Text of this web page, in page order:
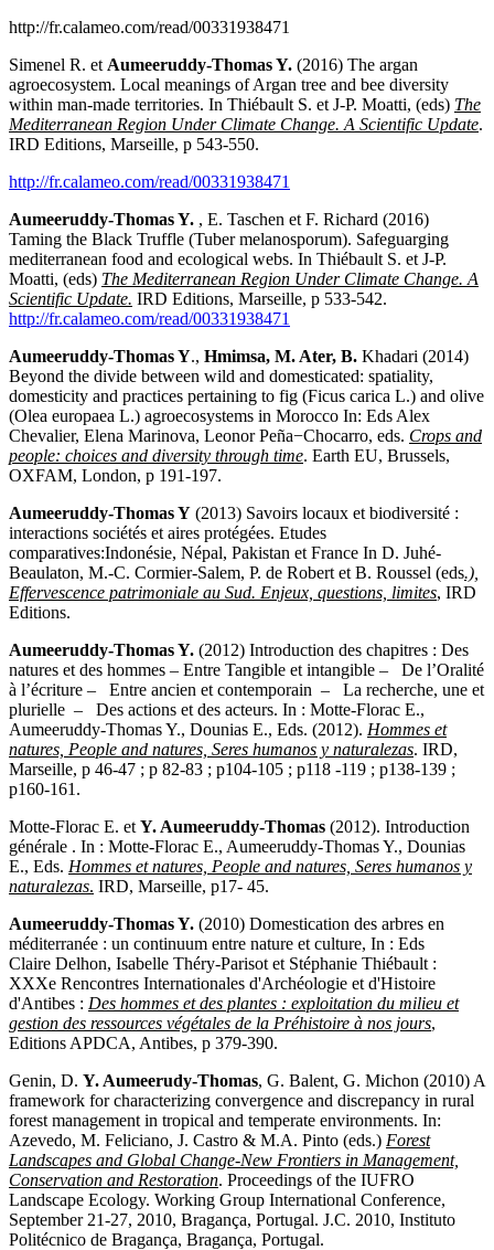
http://fr.calameo.com/read/00331938471
Simenel R. et Aumeeruddy-Thomas Y. (2016) The argan
agroecosystem. Local meanings of Argan tree and bee diversity
within man-made territories. In Thiébault S. et J-P. Moatti, (eds) The
Mediterranean Region Under Climate Change. A Scientific Update.
IRD Editions, Marseille, p 543-550.
http://fr.calameo.com/read/00331938471
Aumeeruddy-Thomas Y. , E. Taschen et F. Richard (2016)
Taming the Black Truffle (Tuber melanosporum). Safeguarging
mediterranean food and ecological webs. In Thiébault S. et J-P.
Moatti, (eds) The Mediterranean Region Under Climate Change. A
Scientific Update. IRD Editions, Marseille, p 533-542.
http://fr.calameo.com/read/00331938471
Aumeeruddy-Thomas Y., Hmimsa, M. Ater, B. Khadari (2014)
Beyond the divide between wild and domesticated: spatiality,
domesticity and practices pertaining to fig (Ficus carica L.) and olive
(Olea europaea L.) agroecosystems in Morocco In: Eds Alex
Chevalier, Elena Marinova, Leonor Peña−Chocarro, eds. Crops and
people: choices and diversity through time. Earth EU, Brussels,
OXFAM, London, p 191-197.
Aumeeruddy-Thomas Y (2013) Savoirs locaux et biodiversité :
interactions sociétés et aires protégées. Etudes
comparatives:Indonésie, Népal, Pakistan et France In D. Juhé-
Beaulaton, M.-C. Cormier-Salem, P. de Robert et B. Roussel (eds.),
Effervescence patrimoniale au Sud. Enjeux, questions, limites, IRD
Editions.
Aumeeruddy-Thomas Y. (2012) Introduction des chapitres : Des
natures et des hommes – Entre Tangible et intangible – De l’Oralité
à l’écriture – Entre ancien et contemporain – La recherche, une et
plurielle – Des actions et des acteurs. In : Motte-Florac E.,
Aumeeruddy-Thomas Y., Dounias E., Eds. (2012). Hommes et
natures, People and natures, Seres humanos y naturalezas. IRD,
Marseille, p 46-47 ; p 82-83 ; p104-105 ; p118 -119 ; p138-139 ;
p160-161.
Motte-Florac E. et Y. Aumeeruddy-Thomas (2012). Introduction
générale . In : Motte-Florac E., Aumeeruddy-Thomas Y., Dounias
E., Eds. Hommes et natures, People and natures, Seres humanos y
naturalezas. IRD, Marseille, p17- 45.
Aumeeruddy-Thomas Y. (2010) Domestication des arbres en
méditerranée : un continuum entre nature et culture, In : Eds
Claire Delhon, Isabelle Théry-Parisot et Stéphanie Thiébault :
XXXe Rencontres Internationales d'Archéologie et d'Histoire
d'Antibes : Des hommes et des plantes : exploitation du milieu et
gestion des ressources végétales de la Préhistoire à nos jours,
Editions APDCA, Antibes, p 379-390.
Genin, D. Y. Aumeerudy-Thomas, G. Balent, G. Michon (2010) A
framework for characterizing convergence and discrepancy in rural
forest management in tropical and temperate environments. In:
Azevedo, M. Feliciano, J. Castro & M.A. Pinto (eds.) Forest
Landscapes and Global Change-New Frontiers in Management,
Conservation and Restoration. Proceedings of the IUFRO
Landscape Ecology. Working Group International Conference,
September 21-27, 2010, Bragança, Portugal. J.C. 2010, Instituto
Politécnico de Bragança, Bragança, Portugal.